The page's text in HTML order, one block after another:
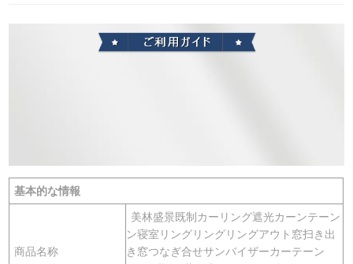
基本的な情報
商品名称
美林盛景既制カーリング遮光カーンテーン
ン寝室リングリングリングアウト窓扫き出
き窓つなぎ合せサンバイザーカーテーン